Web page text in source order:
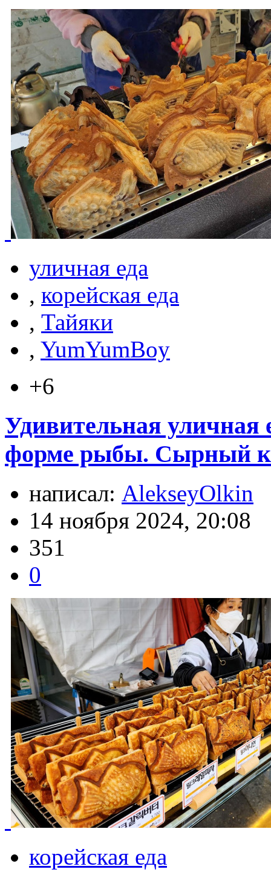
уличная еда
, корейская еда
, Тайяки
, YumYumBoy
+6
Удивительная уличная
форме рыбы. Сырный
написал: AlekseyOlkin
14 ноября 2024, 20:08
351
0
корейская еда